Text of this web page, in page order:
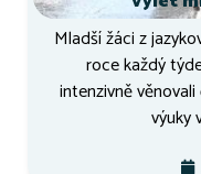
Mladší žáci z
roce každý
intenzivně
výuky